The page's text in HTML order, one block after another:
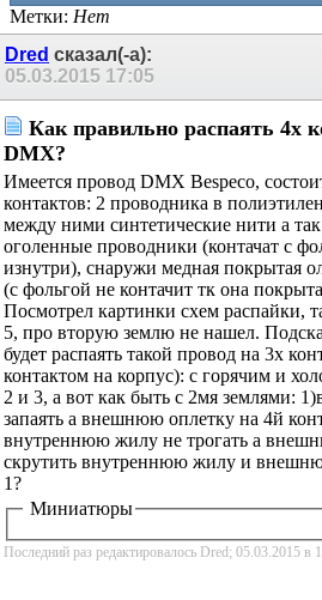
Метки: Нет
Dredсказал(-а):
05.03.2015
Как правильно распаять 4х
DMX?
Имеется провод DMX Bespeco,
контактов: 2 проводника в
между ними синтетические нити а
оголенные проводники (контачат с
изнутри), снаружи медная покрытая
(с фольгой не контачит тк она
Посмотрел картинки схем распайки,
5, про вторую землю не нашел.
будет распаять такой провод на 3х
контактом на корпус): с горячим и
2 и 3, а вот как быть с 2мя землями:
запаять а внешнюю оплетку на 4й
внутреннюю жилу не трогать а
скрутить внутреннюю жилу и
1?
Миниатюры
Последний раз редактировалось Dred; 05.03.2015 в